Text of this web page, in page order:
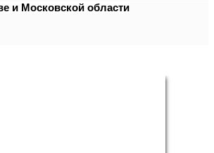
и Московской области